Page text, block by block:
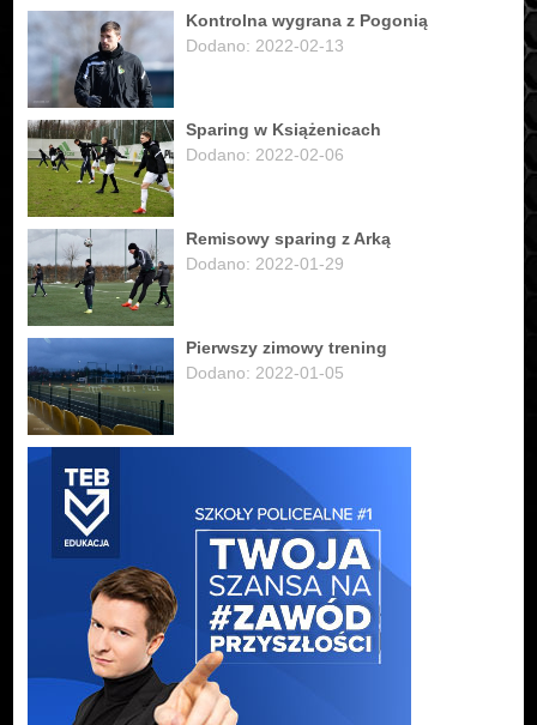
Kontrolna wygrana z Pogonią
Dodano: 2022-02-13
Sparing w Książenicach
Dodano: 2022-02-06
Remisowy sparing z Arką
Dodano: 2022-01-29
Pierwszy zimowy trening
Dodano: 2022-01-05